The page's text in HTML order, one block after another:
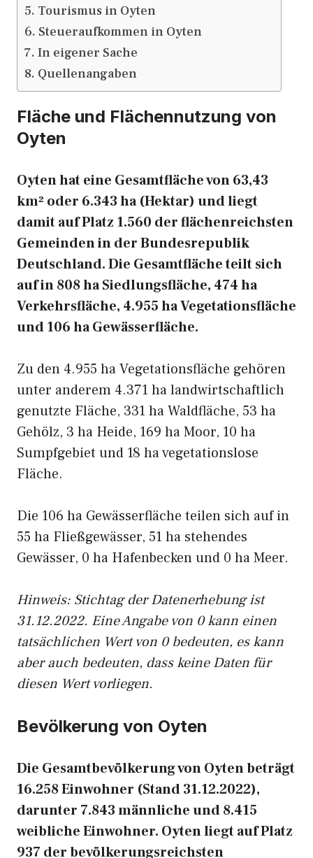
Tourismus in Oyten
Steueraufkommen in Oyten
In eigener Sache
Quellenangaben
Fläche und Flächennutzung von
Oyten
Oyten hat eine Gesamtfläche von 63,43
km² oder 6.343 ha (Hektar) und liegt
damit auf Platz 1.560 der flächenreichsten
Gemeinden in der Bundesrepublik
Deutschland. Die Gesamtfläche teilt sich
auf in 808 ha Siedlungsfläche, 474 ha
Verkehrsfläche, 4.955 ha Vegetationsfläche
und 106 ha Gewässerfläche.
Zu den 4.955 ha Vegetationsfläche gehören
unter anderem 4.371 ha landwirtschaftlich
genutzte Fläche, 331 ha Waldfläche, 53 ha
Gehölz, 3 ha Heide, 169 ha Moor, 10 ha
Sumpfgebiet und 18 ha vegetationslose
Fläche.
Die 106 ha Gewässerfläche teilen sich auf in
55 ha Fließgewässer, 51 ha stehendes
Gewässer, 0 ha Hafenbecken und 0 ha Meer.
Hinweis: Stichtag der Datenerhebung ist
31.12.2022. Eine Angabe von 0 kann einen
tatsächlichen Wert von 0 bedeuten, es kann
aber auch bedeuten, dass keine Daten für
diesen Wert vorliegen.
Bevölkerung von Oyten
Die Gesamtbevölkerung von Oyten beträgt
16.258 Einwohner (Stand 31.12.2022),
darunter 7.843 männliche und 8.415
weibliche Einwohner. Oyten liegt auf Platz
937 der bevölkerungsreichsten